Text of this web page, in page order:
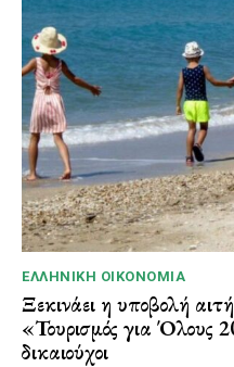
ΕΛΛΗΝΙΚΉ ΟΙΚΟΝΟΜΊΑ
Ξεκινάει η υποβολή
«Τουρισμός για Όλους
δικαιούχοι